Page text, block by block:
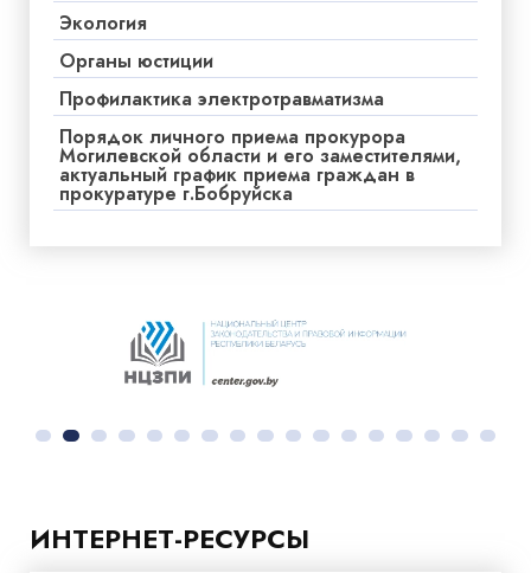
Экология
Органы юстиции
Профилактика электротравматизма
Порядок личного приема прокурора
Могилевской области и его заместителями,
актуальный график приема граждан в
прокуратуре г.Бобруйска
ИНТЕРНЕТ-РЕСУРСЫ